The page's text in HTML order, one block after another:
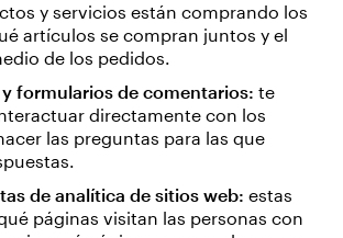
y servicios están comprando los
artículos se compran juntos y el
de los pedidos.
y formularios de comentarios: te
directamente con los
las preguntas para las que
de analítica de sitios web: estas
páginas visitan las personas con